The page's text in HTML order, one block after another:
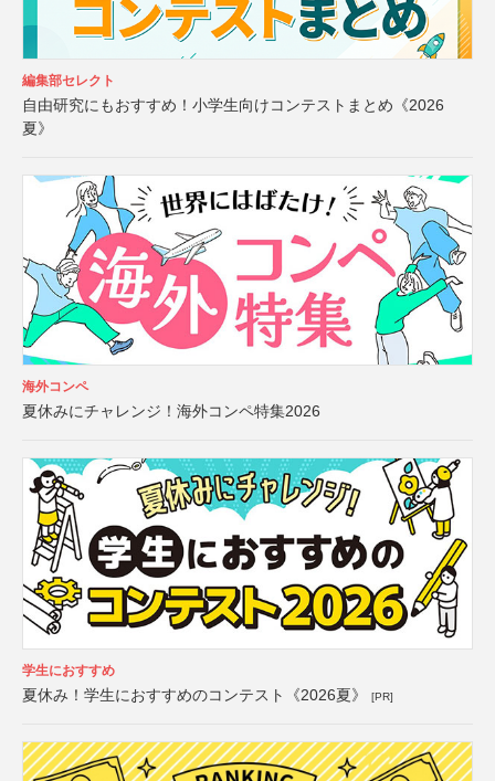
編集部セレクト
自由研究にもおすすめ！小学生向けコンテストまとめ《2026
夏》
海外コンペ
夏休みにチャレンジ！海外コンペ特集2026
学生におすすめ
夏休み！学生におすすめのコンテスト《2026夏》 [PR]